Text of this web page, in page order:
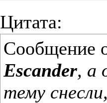
Цитата:
Сообщение
Escander, а
тему